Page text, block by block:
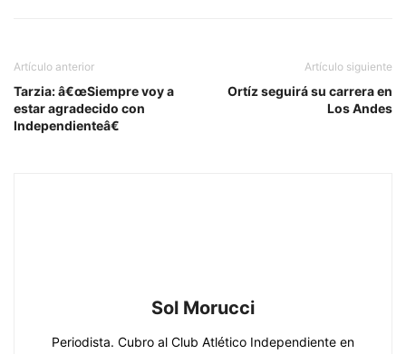
Artículo anterior
Tarzia: â€œSiempre voy a
estar agradecido con
Independienteâ€
Artículo siguiente
Ortíz seguirá su carrera en
Los Andes
Sol Morucci
Periodista. Cubro al Club Atlético Independiente en